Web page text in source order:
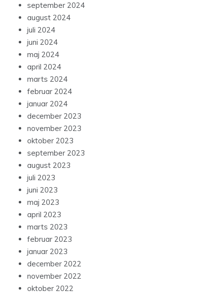
september 2024
august 2024
juli 2024
juni 2024
maj 2024
april 2024
marts 2024
februar 2024
januar 2024
december 2023
november 2023
oktober 2023
september 2023
august 2023
juli 2023
juni 2023
maj 2023
april 2023
marts 2023
februar 2023
januar 2023
december 2022
november 2022
oktober 2022